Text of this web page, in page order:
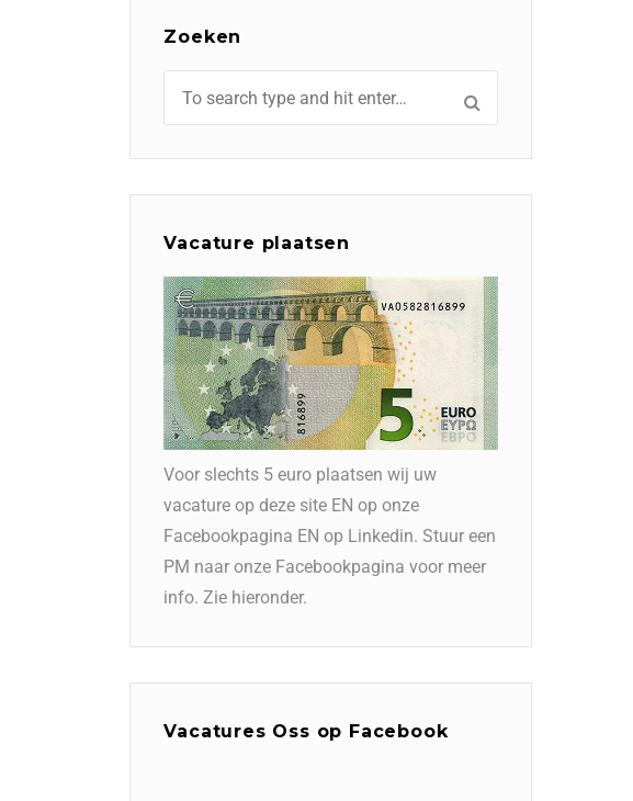
Zoeken
Vacature plaatsen
Voor slechts 5 euro plaatsen wij uw
vacature op deze site EN op onze
Facebookpagina EN op Linkedin. Stuur een
PM naar onze Facebookpagina voor meer
info. Zie hieronder.
Vacatures Oss op Facebook